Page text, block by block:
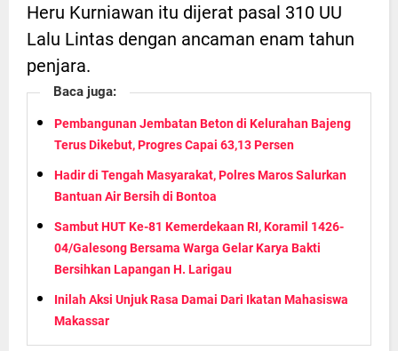
Heru Kurniawan itu dijerat pasal 310 UU
Lalu Lintas dengan ancaman enam tahun
penjara.
Baca juga:
Pembangunan Jembatan Beton di Kelurahan Bajeng
Terus Dikebut, Progres Capai 63,13 Persen
Hadir di Tengah Masyarakat, Polres Maros Salurkan
Bantuan Air Bersih di Bontoa
Sambut HUT Ke-81 Kemerdekaan RI, Koramil 1426-
04/Galesong Bersama Warga Gelar Karya Bakti
Bersihkan Lapangan H. Larigau
Inilah Aksi Unjuk Rasa Damai Dari Ikatan Mahasiswa
Makassar